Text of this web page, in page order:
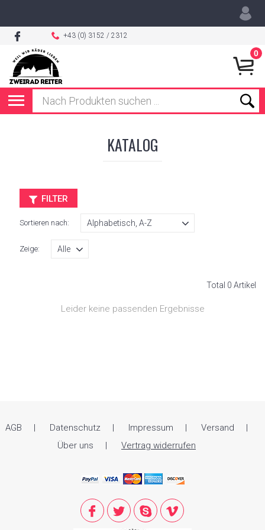
+43 (0) 3152 / 2312
0
KATALOG
FILTER
Sortieren nach:
Zeige:
Total 0 Artikel
Leider keine passenden Ergebnisse
AGB Datenschutz Impressum
Versand
Über uns
Vertrag widerrufen